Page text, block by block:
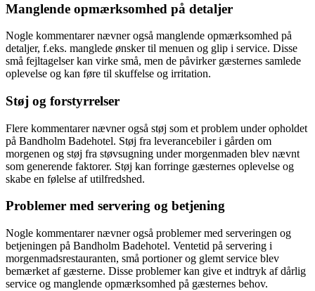
Manglende opmærksomhed på detaljer
Nogle kommentarer nævner også manglende opmærksomhed på
detaljer, f.eks. manglede ønsker til menuen og glip i service. Disse
små fejltagelser kan virke små, men de påvirker gæsternes samlede
oplevelse og kan føre til skuffelse og irritation.
Støj og forstyrrelser
Flere kommentarer nævner også støj som et problem under opholdet
på Bandholm Badehotel. Støj fra leverancebiler i gården om
morgenen og støj fra støvsugning under morgenmaden blev nævnt
som generende faktorer. Støj kan forringe gæsternes oplevelse og
skabe en følelse af utilfredshed.
Problemer med servering og betjening
Nogle kommentarer nævner også problemer med serveringen og
betjeningen på Bandholm Badehotel. Ventetid på servering i
morgenmadsrestauranten, små portioner og glemt service blev
bemærket af gæsterne. Disse problemer kan give et indtryk af dårlig
service og manglende opmærksomhed på gæsternes behov.